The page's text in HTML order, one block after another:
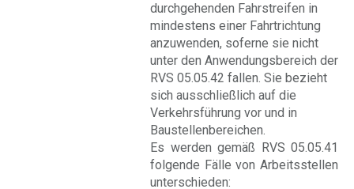
durchgehenden Fahrstreifen in
mindestens einer Fahrtrichtung
anzuwenden, soferne sie nicht
unter den Anwendungsbereich der
RVS 05.05.42 fallen. Sie bezieht
sich ausschließlich auf die
Verkehrsführung vor und in
Baustellenbereichen.
Es werden gemäß RVS 05.05.41
folgende Fälle von Arbeitsstellen
unterschieden: